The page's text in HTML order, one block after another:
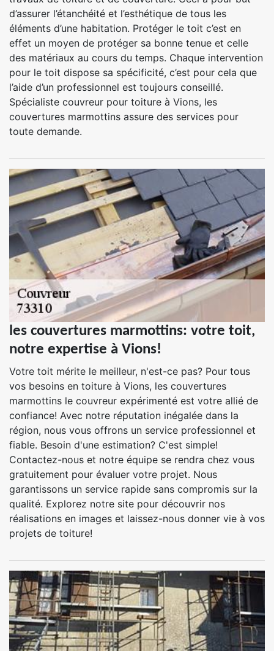
d’assurer l’étanchéité et l’esthétique de tous les
éléments d’une habitation. Protéger le toit c’est en
effet un moyen de protéger sa bonne tenue et celle
des matériaux au cours du temps. Chaque intervention
pour le toit dispose sa spécificité, c’est pour cela que
l’aide d’un professionnel est toujours conseillé.
Spécialiste couvreur pour toiture à Vions, les
couvertures marmottins assure des services pour
toute demande.
les couvertures marmottins: votre toit,
notre expertise à Vions!
Votre toit mérite le meilleur, n'est-ce pas? Pour tous
vos besoins en toiture à Vions, les couvertures
marmottins le couvreur expérimenté est votre allié de
confiance! Avec notre réputation inégalée dans la
région, nous vous offrons un service professionnel et
fiable. Besoin d'une estimation? C'est simple!
Contactez-nous et notre équipe se rendra chez vous
gratuitement pour évaluer votre projet. Nous
garantissons un service rapide sans compromis sur la
qualité. Explorez notre site pour découvrir nos
réalisations en images et laissez-nous donner vie à vos
projets de toiture!